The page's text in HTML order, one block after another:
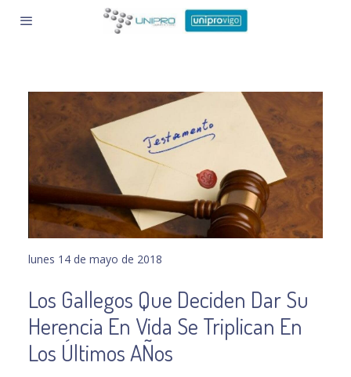
lunes 14 de mayo de 2018
Los Gallegos Que Deciden Dar Su
Herencia En Vida Se Triplican En
Los Últimos AÑos